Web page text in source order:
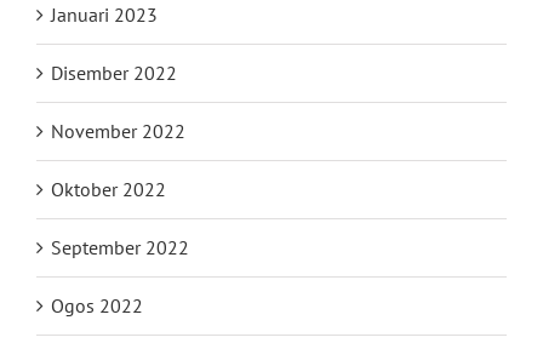
Januari 2023
Disember 2022
November 2022
Oktober 2022
September 2022
Ogos 2022